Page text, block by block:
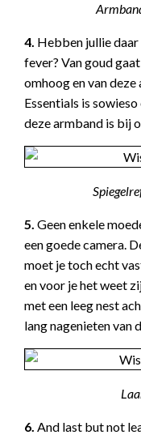
4. Hebben jullie daar
fever? Van goud
omhoog en van
Essentials is
deze armband is bij
5. Geen enkele
een goede camera.
moet je toch echt
en voor je het weet
met een leeg nest
lang nagenieten van
6. And last but not